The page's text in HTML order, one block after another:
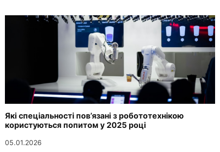
Які спеціальності пов’язані з робототехнікою
користуються попитом у 2025 році
05.01.2026